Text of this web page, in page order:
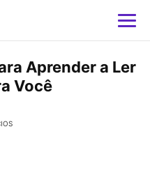
Aprender a Ler
Você